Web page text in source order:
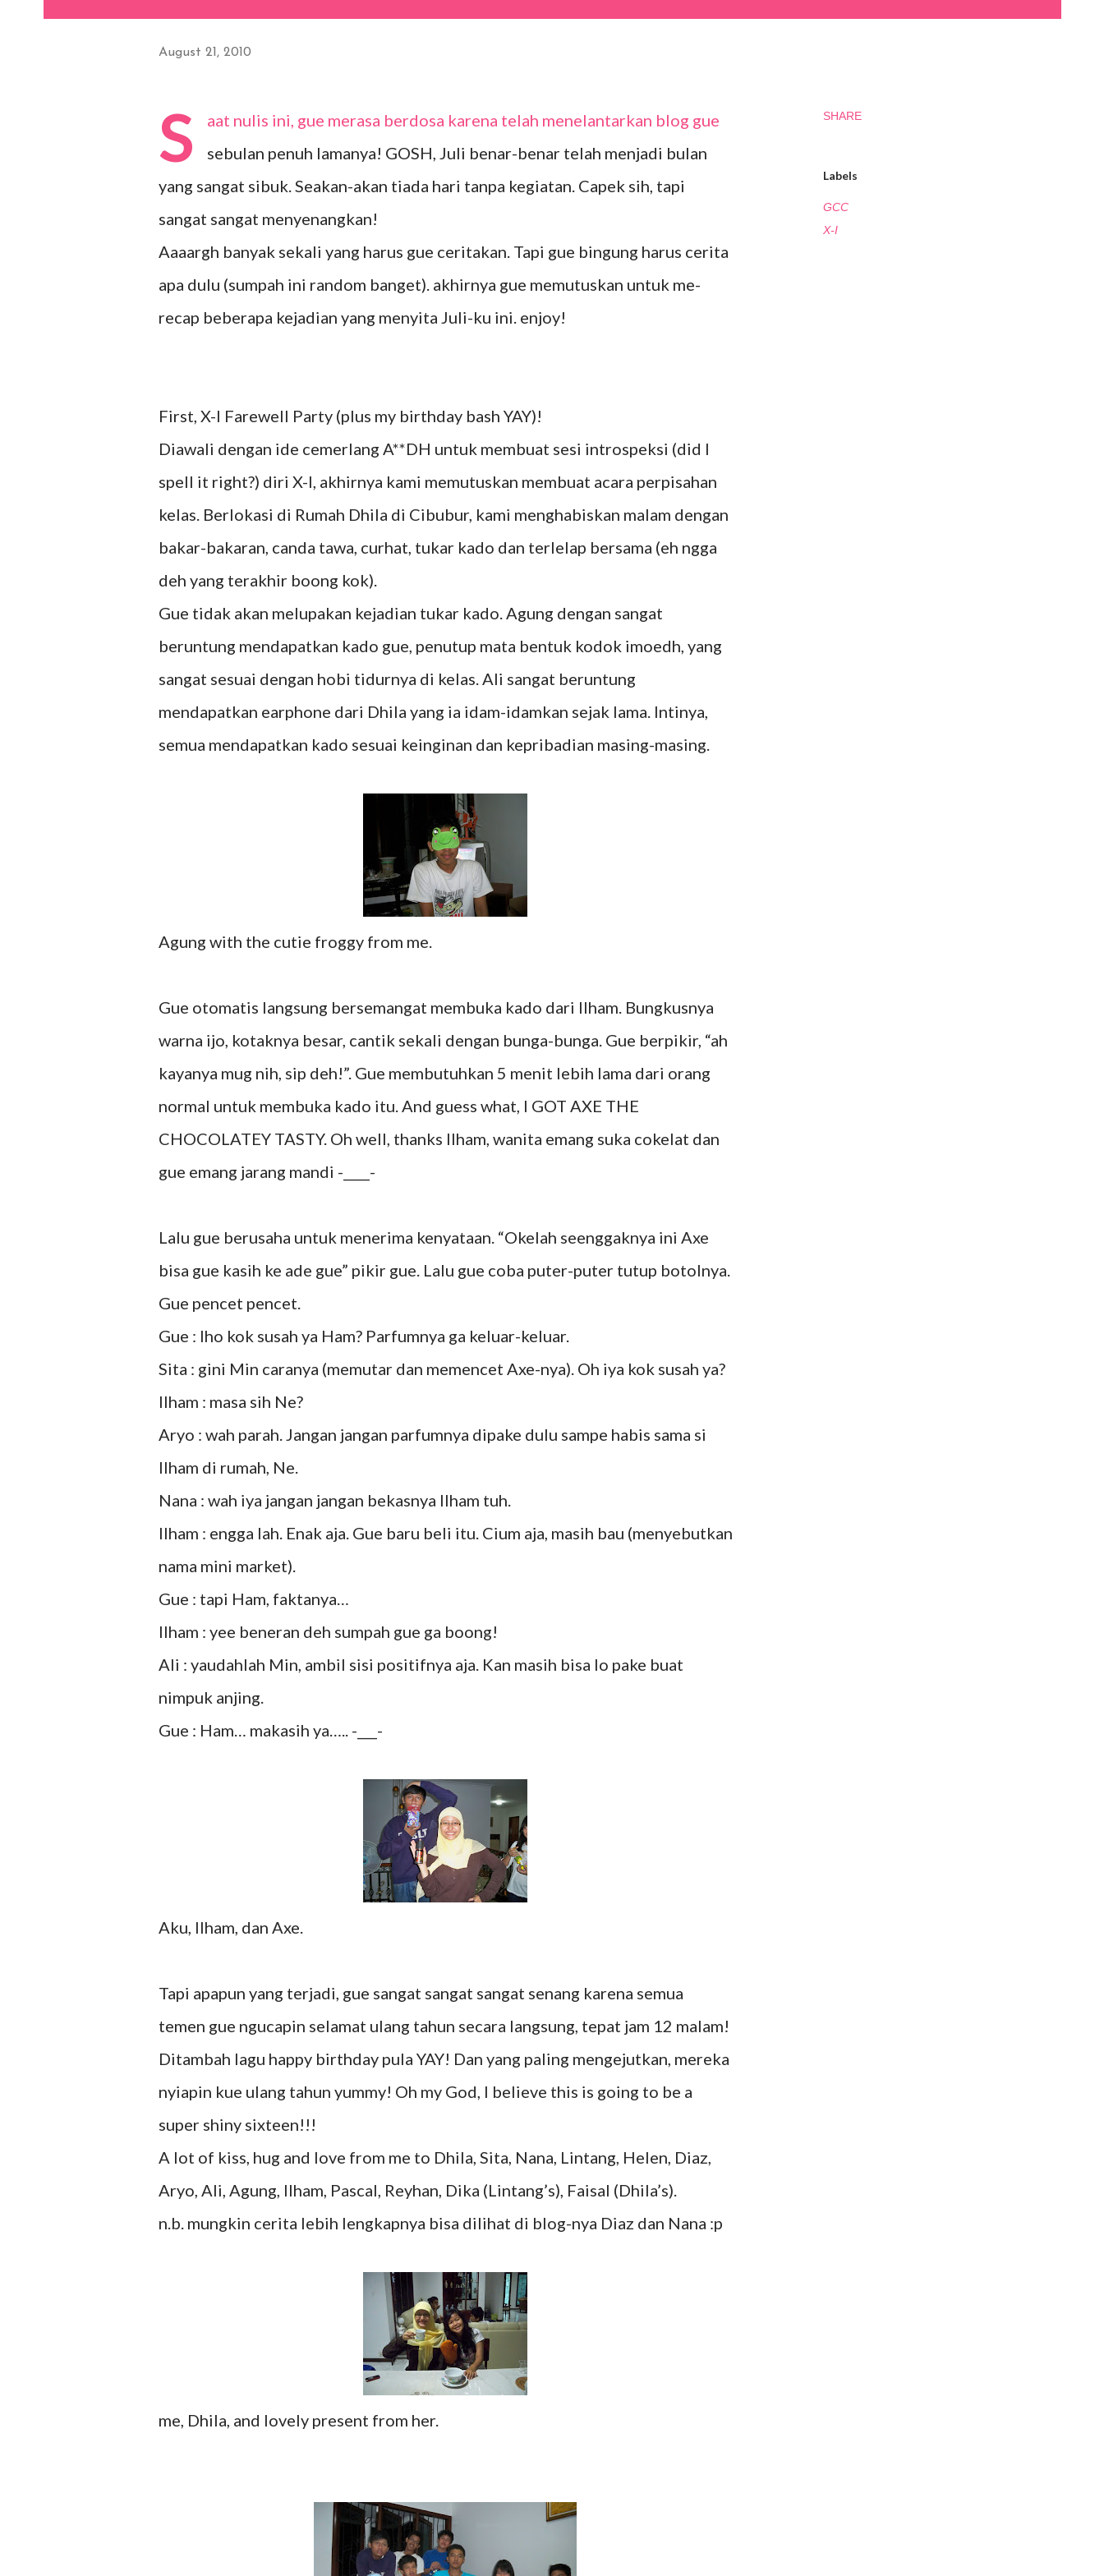
August 21, 2010
S
aat nulis ini, gue merasa berdosa karena telah menelantarkan blog gue
sebulan penuh lamanya! GOSH, Juli benar-benar telah menjadi bulan
yang sangat sibuk. Seakan-akan tiada hari tanpa kegiatan. Capek sih, tapi
sangat sangat menyenangkan!
Aaaargh banyak sekali yang harus gue ceritakan. Tapi gue bingung harus cerita
apa dulu (sumpah ini random banget). akhirnya gue memutuskan untuk me-
recap beberapa kejadian yang menyita Juli-ku ini. enjoy!
First, X-I Farewell Party (plus my birthday bash YAY)!
Diawali dengan ide cemerlang A**DH untuk membuat sesi introspeksi (did I
spell it right?) diri X-I, akhirnya kami memutuskan membuat acara perpisahan
kelas. Berlokasi di Rumah Dhila di Cibubur, kami menghabiskan malam dengan
bakar-bakaran, canda tawa, curhat, tukar kado dan terlelap bersama (eh ngga
deh yang terakhir boong kok).
Gue tidak akan melupakan kejadian tukar kado. Agung dengan sangat
beruntung mendapatkan kado gue, penutup mata bentuk kodok imoedh, yang
sangat sesuai dengan hobi tidurnya di kelas. Ali sangat beruntung
mendapatkan earphone dari Dhila yang ia idam-idamkan sejak lama. Intinya,
semua mendapatkan kado sesuai keinginan dan kepribadian masing-masing.
Agung with the cutie froggy from me.
Gue otomatis langsung bersemangat membuka kado dari Ilham. Bungkusnya
warna ijo, kotaknya besar, cantik sekali dengan bunga-bunga. Gue berpikir, “ah
kayanya mug nih, sip deh!”. Gue membutuhkan 5 menit lebih lama dari orang
normal untuk membuka kado itu. And guess what, I GOT AXE THE
CHOCOLATEY TASTY. Oh well, thanks Ilham, wanita emang suka cokelat dan
gue emang jarang mandi -____-
Lalu gue berusaha untuk menerima kenyataan. “Okelah seenggaknya ini Axe
bisa gue kasih ke ade gue” pikir gue. Lalu gue coba puter-puter tutup botolnya.
Gue pencet pencet.
Gue : lho kok susah ya Ham? Parfumnya ga keluar-keluar.
Sita : gini Min caranya (memutar dan memencet Axe-nya). Oh iya kok susah ya?
Ilham : masa sih Ne?
Aryo : wah parah. Jangan jangan parfumnya dipake dulu sampe habis sama si
Ilham di rumah, Ne.
Nana : wah iya jangan jangan bekasnya Ilham tuh.
Ilham : engga lah. Enak aja. Gue baru beli itu. Cium aja, masih bau (menyebutkan
nama mini market).
Gue : tapi Ham, faktanya…
Ilham : yee beneran deh sumpah gue ga boong!
Ali : yaudahlah Min, ambil sisi positifnya aja. Kan masih bisa lo pake buat
nimpuk anjing.
Gue : Ham… makasih ya….. -___-
Aku, Ilham, dan Axe.
Tapi apapun yang terjadi, gue sangat sangat sangat senang karena semua
temen gue ngucapin selamat ulang tahun secara langsung, tepat jam 12 malam!
Ditambah lagu happy birthday pula YAY! Dan yang paling mengejutkan, mereka
nyiapin kue ulang tahun yummy! Oh my God, I believe this is going to be a
super shiny sixteen!!!
A lot of kiss, hug and love from me to Dhila, Sita, Nana, Lintang, Helen, Diaz,
Aryo, Ali, Agung, Ilham, Pascal, Reyhan, Dika (Lintang’s), Faisal (Dhila’s).
n.b. mungkin cerita lebih lengkapnya bisa dilihat di blog-nya Diaz dan Nana :p
me, Dhila, and lovely present from her.
SHARE
Labels
GCC
X-I